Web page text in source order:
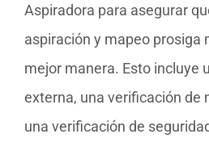
Aspiradora para asegurar
aspiración y mapeo prosiga
mejor manera. Esto incluye
externa, una verificación de
una verificación de